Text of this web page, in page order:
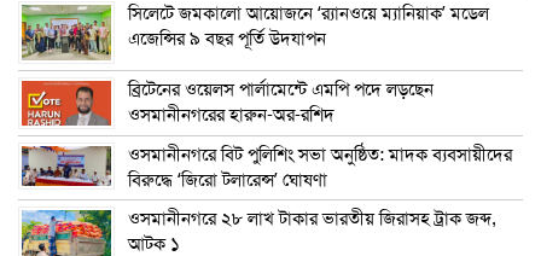
সিলেটে জমকালো আয়োজনে ‘র‍্যানওয়ে ম্যানিয়াক’ মডেল
এজেন্সির ৯ বছর পূর্তি উদযাপন
ব্রিটেনের ওয়েলস পার্লামেন্টে এমপি পদে লড়ছেন
ওসমানীনগরের হারুন-অর-রশিদ
ওসমানীনগরে বিট পুলিশিং সভা অনুষ্ঠিত: মাদক ব্যবসায়ীদের
বিরুদ্ধে ‘জিরো টলারেন্স’ ঘোষণা
ওসমানীনগরে ২৮ লাখ টাকার ভারতীয় জিরাসহ ট্রাক জব্দ,
আটক ১